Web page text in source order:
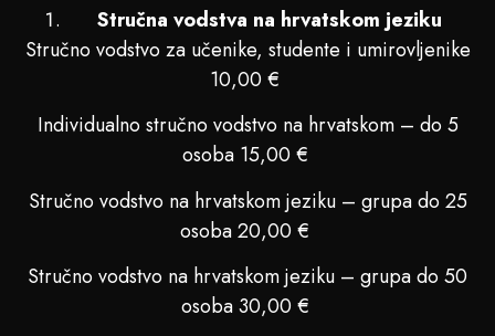
Stručna vodstva na hrvatskom jeziku
Stručno vodstvo za učenike, studente i umirovljenike
10,00 €
Individualno stručno vodstvo na hrvatskom – do 5
osoba 15,00 €
Stručno vodstvo na hrvatskom jeziku – grupa do 25
osoba 20,00 €
Stručno vodstvo na hrvatskom jeziku – grupa do 50
osoba 30,00 €